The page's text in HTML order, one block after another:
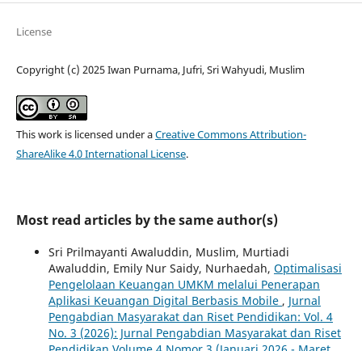
License
Copyright (c) 2025 Iwan Purnama, Jufri, Sri Wahyudi, Muslim
This work is licensed under aCreative Commons Attribution-
ShareAlike 4.0 International License.
Most read articles by the same author(s)
Sri Prilmayanti Awaluddin, Muslim, Murtiadi
Awaluddin, Emily Nur Saidy, Nurhaedah, Optimalisasi
Pengelolaan Keuangan UMKM melalui Penerapan
Aplikasi Keuangan Digital Berbasis Mobile , Jurnal
Pengabdian Masyarakat dan Riset Pendidikan: Vol. 4
No. 3 (2026): Jurnal Pengabdian Masyarakat dan Riset